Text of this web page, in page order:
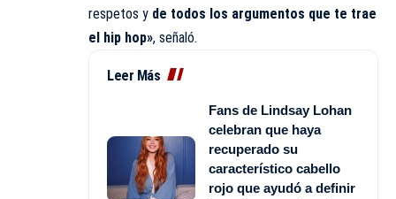
respetos y de todos los argumentos que te trae
el hip hop», señaló.
Leer Más
Fans de Lindsay Lohan
celebran que haya
recuperado su
característico cabello
rojo que ayudó a definir